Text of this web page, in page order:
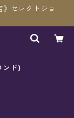
セレクトショ
ンド)